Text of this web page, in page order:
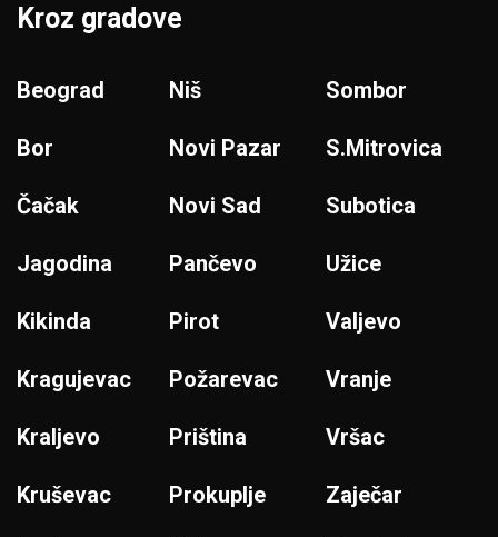
Kroz gradove
Beograd
Bor
Čačak
Jagodina
Kikinda
Kragujevac
Kraljevo
Kruševac
Niš
Novi Pazar
Novi Sad
Pančevo
Pirot
Požarevac
Priština
Prokuplje
Sombor
S.Mitrovica
Subotica
Užice
Valjevo
Vranje
Vršac
Zaječar